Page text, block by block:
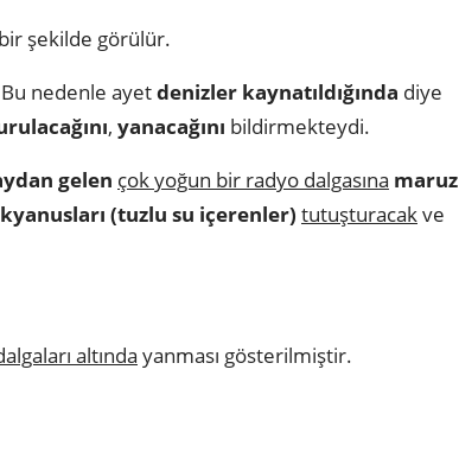
şekilde görülür.
nedenle ayetdenizler kaynatıldığında diye
, yanacağını bildirmekteydi.
gelen çok yoğun bir radyo dalgasına maruz
(tuzlu su içerenler) tutuşturacakve
altında yanması gösterilmiştir.